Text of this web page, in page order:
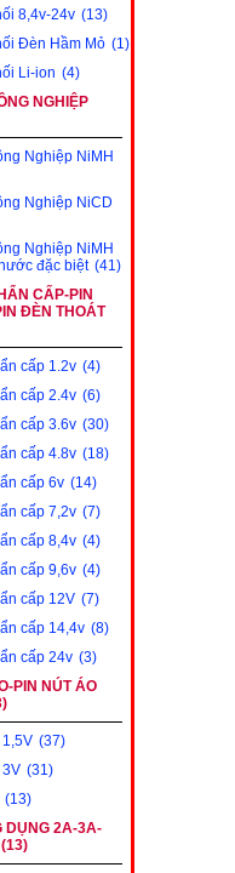
8,4v-24v (13)
Đèn Hầm Mỏ (1)
Li-ion (4)
NGHIỆP
Nghiệp NiMH
Nghiệp NiCD
Nghiệp NiMH
đặc biệt (41)
CẤP-PIN
ĐÈN THOÁT
cấp 1.2v (4)
cấp 2.4v (6)
cấp 3.6v (30)
cấp 4.8v (18)
cấp 6v (14)
cấp 7,2v (7)
cấp 8,4v (4)
cấp 9,6v (4)
cấp 12V (7)
cấp 14,4v (8)
cấp 24v (3)
PIN NÚT ÁO
(37)
(31)
(13)
DỤNG 2A-3A-
(13)